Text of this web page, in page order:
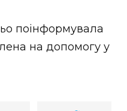
поінформувала
на допомогу у